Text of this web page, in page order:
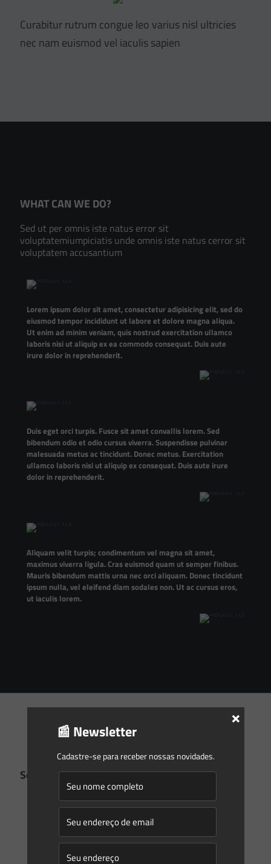
Curabitur rutrum congue leo varius nisl ultricies
nec nam euismod vel iaculis sapien
WHAT CAN WE DO?
Sed ut per omnis iste natus error sit
voluptatemiumpiciatis unde omnis iste natus cerror sit
voluptatem accusantium
Lorem ipsum dolor sit amet, consectetur adipisicing elit, sed do
eiusmod tempor incididunt ut labore et dolore magna aliqua.
Ut enim ad minim veniam, quis nostrud exercitation ullamco
laboris nisi ut aliquip ex ea commodo consequat. Duis aute
irure dolor in reprehenderit.
Duis eget orci turpis. Fusce sit amet convallis lorem. Sed
bibendum odio et odio cursus viverra. Suspendisse pulvinar
malesuada metus ac tincidunt. Donec metus. Exercitation
ullamco laboris nisi ut aliquip ex consequat. Duis aute irure
dolor in reprehenderit.
Aliquam velit turpis; condimentum vel magna sit amet,
maximus viverra ligula. Cras euismod quam ut semper finibus.
Mauris bibendum mattis urna nec orci aliquam. Donec tincidunt
ipsum nulla, vel eleifend diam sodales non. Ut ac cursus eros,
ut iaculis lorem.
Sed ut perspiciat unde
6
Integer viverra
📰 Newsletter
Cadastre-se para receber nossas novidades.
×